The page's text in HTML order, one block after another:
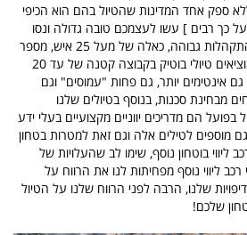
ספק אחד המדינות שהטיול בהם הוא הכיפי
על כך רבים ] עשו לעצמכם טובה גדולה ונסו
להמנע מטיולים מאורגנים בהתקהלות גבוהה, כאלה של מעל 25 איש, מספר
חברות כולל אתר יוון והאיים מוציאים טיולי בוטיק בקבוצה קטנה של עד 20
אינטימים יותר, גם פחות "עמוסים" וגם
מבחינת סכנות, בנוסף בטיולים שלנו
הם מדריכים יווניים מקצועיים בעלי ידע
מוספים לטילים אלה וגם זאת למטרות בטחון
ליווי בוטחון נוסף, שימו לב שהעלויות של
ליווי נוסף מפחיתות לנו את הרווח על
שלנו, הרבה לפני הרווח שלנו על הטיול
שלכם!